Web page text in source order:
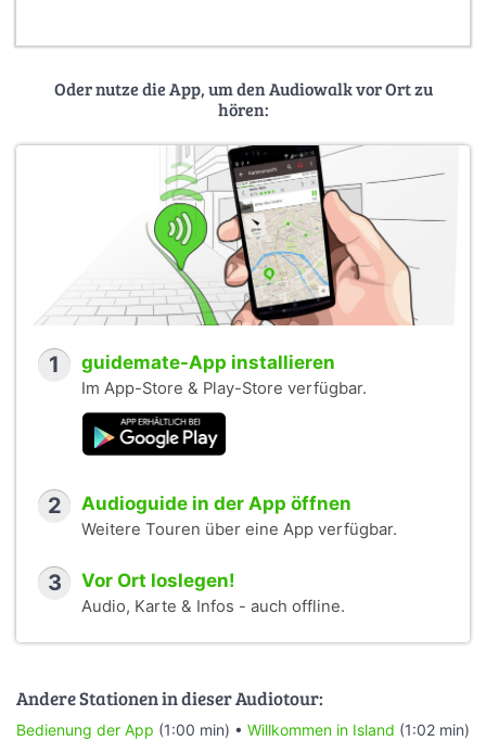
Oder nutze die App, um den Audiowalk vor Ort zu
hören:
1 guidemate-App installieren
Im App-Store & Play-Store verfügbar.
2 Audioguide in der App öffnen
Weitere Touren über eine App verfügbar.
3 Vor Ort loslegen!
Audio, Karte & Infos - auch offline.
Andere Stationen in dieser Audiotour:
Bedienung der App (1:00 min) • Willkommen in Island (1:02 min)